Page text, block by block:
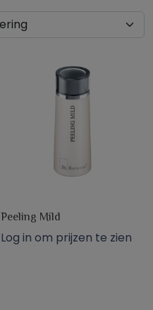
Peeling Mild
Log in om prijzen te zien